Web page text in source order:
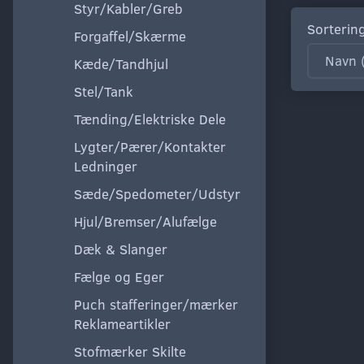
Styr/Kabler/Greb
Forgaffel/Skærme
Kæde/Tandhjul
Stel/Tank
Tænding/Elektriske Dele
Lygter/Pærer/Kontakter
Ledninger
Sæde/Spedometer/Udstyr
Hjul/Bremser/Alufælge
Dæk & Slanger
Fælge og Eger
Puch stafferinger/mærker
Reklameartikler
Stofmærker Skilte